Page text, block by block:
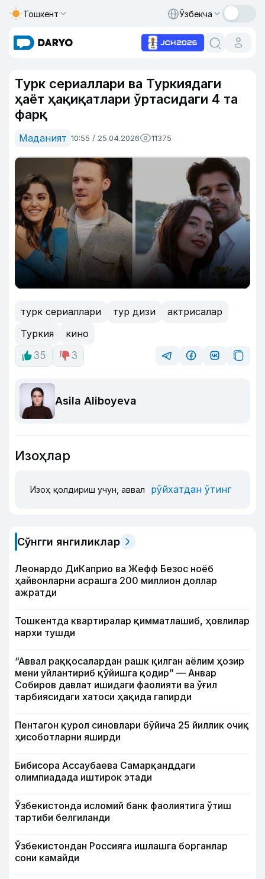
Тошкент Ўзбекча
Турк сериаллари ва Туркиядаги
ҳаёт ҳақиқатлари ўртасидаги 4 та
фарқ
Маданият 10:55 / 25.04.2026 11375
турк сериаллари тур дизи
актрисалар
Туркия
кино
35
3
Asila Aliboyeva
Изоҳлар
Изоҳ қолдириш учун, аввал рўйхатдан ўтинг
Сўнгги янгиликлар
Леонардо ДиКаприо ва Жефф Безос ноёб
ҳайвонларни асрашга 200 миллион доллар
ажратди
Тошкентда квартиралар қимматлашиб, ҳовлилар
нархи тушди
“Аввал раққосалардан рашк қилган аёлим ҳозир
мени уйлантириб қўйишга қодир” — Анвар
Собиров давлат ишидаги фаолияти ва ўғил
тарбиясидаги хатоси ҳақида гапирди
Пентагон қурол синовлари бўйича 25 йиллик очиқ
ҳисоботларни яширди
Бибисора Ассаубаева Самарқанддаги
олимпиадада иштирок этади
Ўзбекистонда исломий банк фаолиятига ўтиш
тартиби белгиланди
Ўзбекистондан Россияга ишлашга борганлар
сони камайди